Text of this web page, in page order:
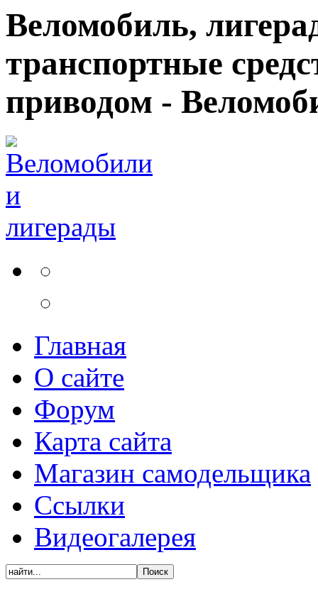
Веломобиль,
транспортные
приводом -
Главная
О сайте
Форум
Карта сайта
Магазин самодельщика
Ссылки
Видеогалерея